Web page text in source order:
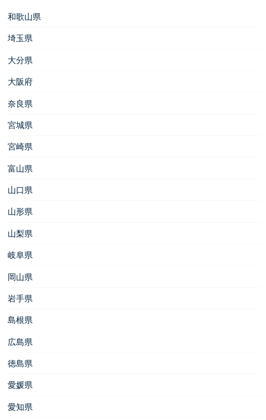
和歌山県
埼玉県
大分県
大阪府
奈良県
宮城県
宮崎県
富山県
山口県
山形県
山梨県
岐阜県
岡山県
岩手県
島根県
広島県
徳島県
愛媛県
愛知県